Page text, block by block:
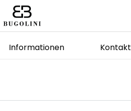
Informationen Kontakt